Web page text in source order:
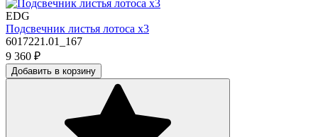
EDG
Подсвечник листья лотоса х3
6017221.01_167
9 360 ₽
Добавить в корзину